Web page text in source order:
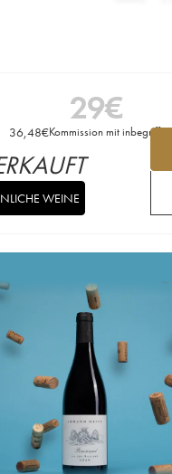
29€
36,48€Kommission mit inbegriffen
WEINE